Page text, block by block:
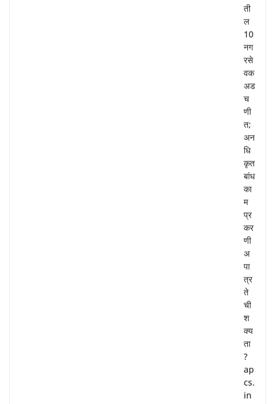
ती
ल
10
नग
रसे
वक
अड
च
णी
त;
अन
धि
कृत
बांध
का
म
प्र
कर
णी
अ
पा
त्र
ते
ची
श
क्य
ता
?
ap
cs.
in